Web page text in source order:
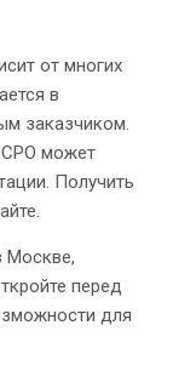
от многих
в
заказчиком.
СРО может
Получить
Москве,
перед
для